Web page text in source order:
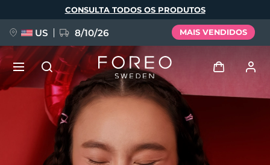
principal
CONSULTA TODOS OS PRODUTOS
US 8/10/26 MAIS VENDIDOS
Perfil de usuário
NOVIDADE
BREAKING NEWS
Idioma
English Deutsch
Español